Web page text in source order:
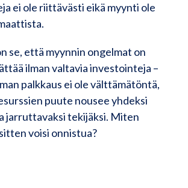
ei ole riittävästi eikä myynti ole
se, että myynnin ongelmat on
ilman valtavia investointeja –
palkkaus ei ole välttämätöntä,
puute nousee yhdeksi
jarruttavaksi tekijäksi. Miten
voisi onnistua?